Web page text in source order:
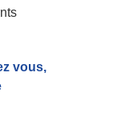
vous,